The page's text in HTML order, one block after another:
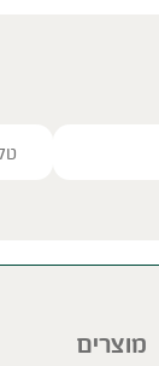
מוצרים